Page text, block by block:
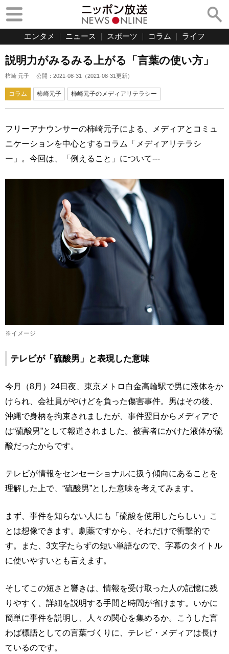
エンタメ ニュース スポーツ コラム ライフ
説明力がみるみる上がる「言葉の使い方」
柿崎 元子 公開： 2021-08-31 （2021-08-31更新）
コラム 柿崎元子 柿崎元子のメディアリテラシー
フリーアナウンサーの柿崎元子による、メディアとコミュ
ニケーションを中心とするコラム「メディアリテラシ
ー」。今回は、「例えること」について---
※イメージ
テレビが「硫酸男」と表現した意味
今月（8月）24日夜、東京メトロ白金高輪駅で男に液体をか
けられ、会社員がやけどを負った傷害事件。男はその後、
沖縄で身柄を拘束されましたが、事件翌日からメディアで
は“硫酸男”として報道されました。被害者にかけた液体が硫
酸だったからです。
テレビが情報をセンセーショナルに扱う傾向にあることを
理解した上で、“硫酸男”とした意味を考えてみます。
まず、事件を知らない人にも「硫酸を使用したらしい」こ
とは想像できます。劇薬ですから、それだけで衝撃的で
す。また、3文字たらずの短い単語なので、字幕のタイトル
に使いやすいとも言えます。
そしてこの短さと響きは、情報を受け取った人の記憶に残
りやすく、詳細を説明する手間と時間が省けます。いかに
簡単に事件を説明し、人々の関心を集めるか。こうした言
わば標語としての言葉づくりに、テレビ・メディアは長け
ているのです。